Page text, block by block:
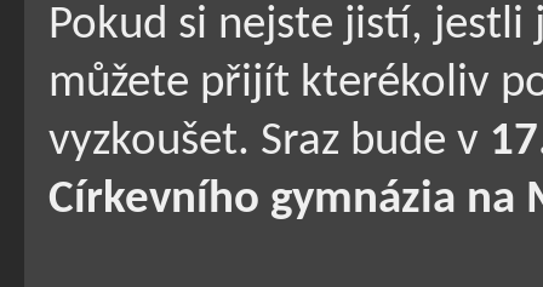
Pokud si nejste jistí,
můžete přijít kterékoliv
vyzkoušet. Sraz bude v
Církevního gymnázia na